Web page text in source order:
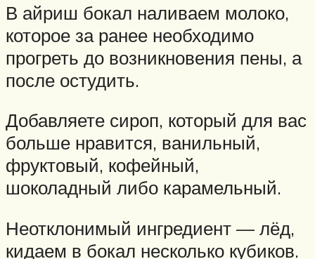
В айриш бокал наливаем молоко,
которое за ранее необходимо
прогреть до возникновения пены, а
после остудить.
Добавляете сироп, который для вас
больше нравится, ванильный,
фруктовый, кофейный,
шоколадный либо карамельный.
Неотклонимый ингредиент — лёд,
кидаем в бокал несколько кубиков.